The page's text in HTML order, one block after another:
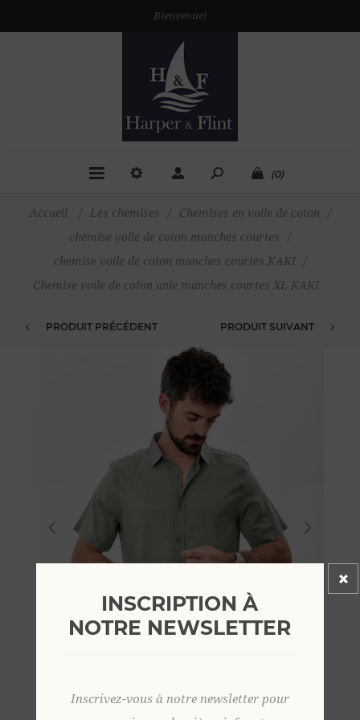
Bienvenue!
(0)
Accueil / Les chemises / Chemises en voile de coton
/
chemise voile de coton manches courtes
/
chemise voile de coton manches courtes KAKI
/
Chemise voile de coton unie manches courtes XL KAKI
PRODUIT PRÉCÉDENT PRODUIT SUIVANT
INSCRIPTION À
NOTRE NEWSLETTER
Inscrivez-vous à notre newsletter pour